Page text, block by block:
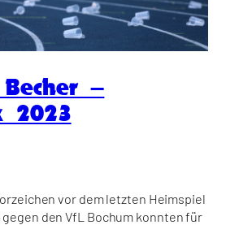
–
2023
vor dem letzten Heimspiel
gegen den VfL Bochum konnten für